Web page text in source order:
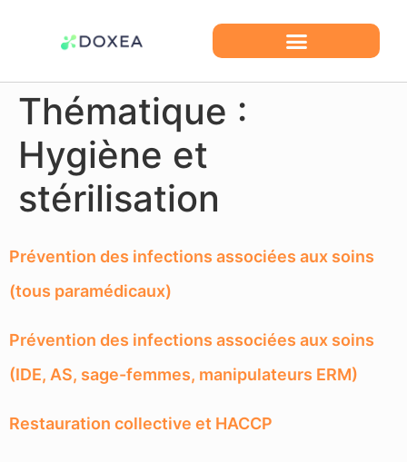
Thématique :
Hygiène et
stérilisation
Prévention des infections associées aux soins
(tous paramédicaux)
Prévention des infections associées aux soins
(IDE, AS, sage-femmes, manipulateurs ERM)
Restauration collective et HACCP